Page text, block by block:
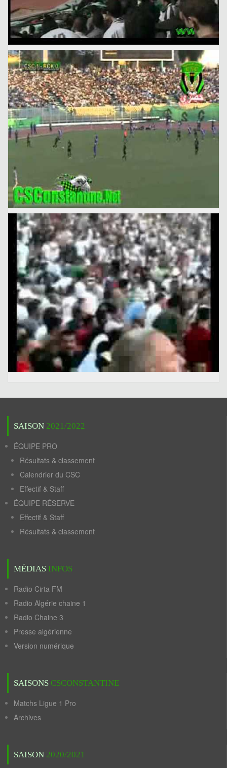
SAISON 2021/2022
ÉQUIPE PRO
Résultats & classement
Calendrier du CSC
Effectif & Staff
ÉQUIPE RÉSERVE
Effectif & Staff
Résultats & classement
MÉDIAS INFOS
Radio Cirta FM
Radio Algérie chaine 1
Radio Chaine 3
Presse algérienne
Version numérique
SAISONS CSCONSTANTINE
Matchs Ligue 1 Pro
Archives
SAISON 2020/2021